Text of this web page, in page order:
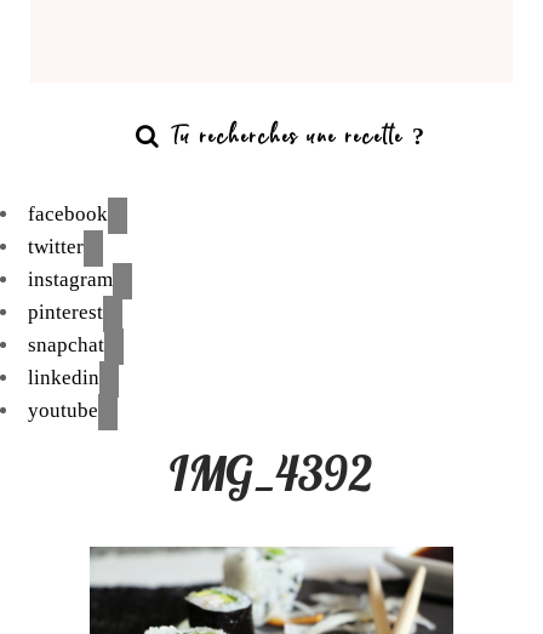
facebook
twitter
instagram
pinterest
snapchat
linkedin
youtube
IMG_4392